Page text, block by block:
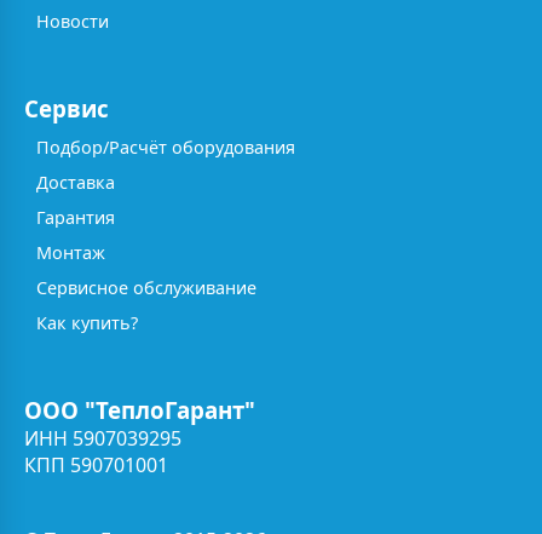
Новости
Сервис
Подбор/Расчёт оборудования
Доставка
Гарантия
Монтаж
Сервисное обслуживание
Как купить?
ООО "ТеплоГарант"
ИНН 5907039295
КПП 590701001